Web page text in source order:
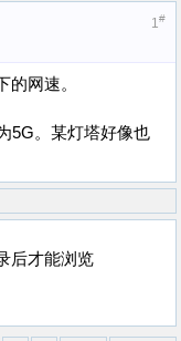
1#
网速。
5G。某灯塔好像也
后才能浏览